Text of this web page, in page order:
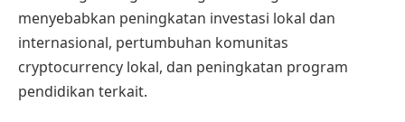
menyebabkan peningkatan investasi lokal dan
internasional, pertumbuhan komunitas
cryptocurrency lokal, dan peningkatan program
pendidikan terkait.